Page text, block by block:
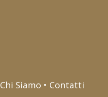
Chi Siamo • Contatti